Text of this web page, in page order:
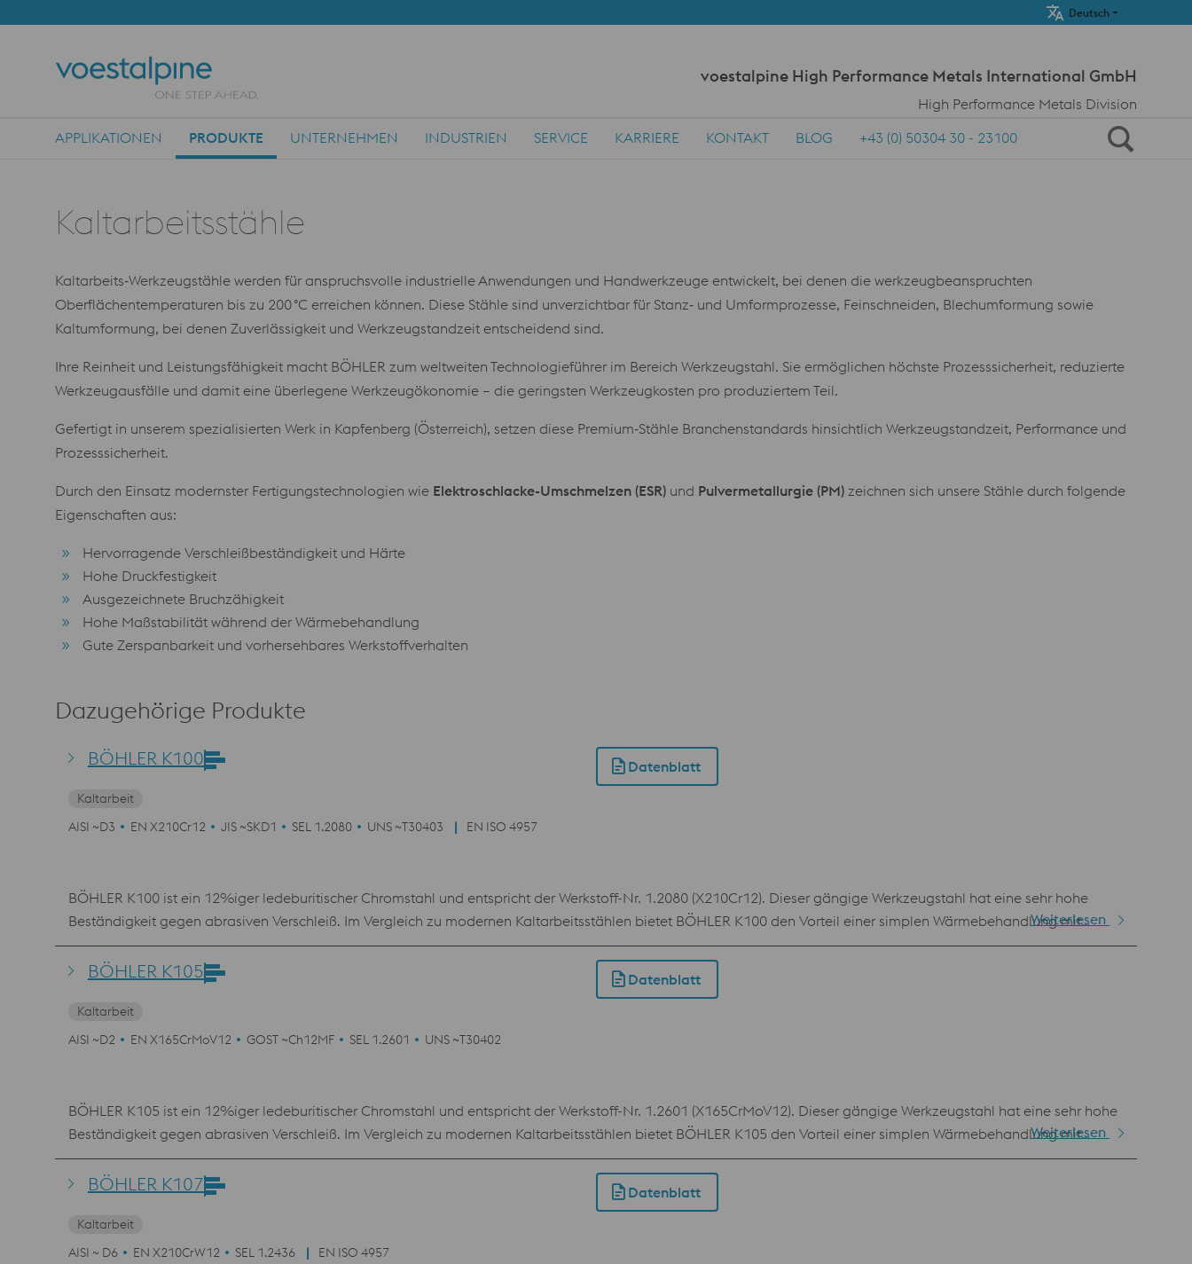
Deutsch
voestalpine High Performance Metals International GmbH
High Performance Metals Division
APPLIKATIONEN PRODUKTE UNTERNEHMEN INDUSTRIEN SERVICE KARRIERE KONTAKT BLOG +43 (0) 50304 30 - 23100
Kaltarbeitsstähle
Kaltarbeits‑Werkzeugstähle werden für anspruchsvolle industrielle Anwendungen und Handwerkzeuge entwickelt, bei denen die werkzeugbeanspruchten
Oberflächentemperaturen bis zu 200 °C erreichen können. Diese Stähle sind unverzichtbar für Stanz‑ und Umformprozesse, Feinschneiden, Blechumformung sowie
Kaltumformung, bei denen Zuverlässigkeit und Werkzeugstandzeit entscheidend sind.
Ihre Reinheit und Leistungsfähigkeit macht BÖHLER zum weltweiten Technologieführer im Bereich Werkzeugstahl. Sie ermöglichen höchste Prozesssicherheit, reduzierte
Werkzeugausfälle und damit eine überlegene Werkzeugökonomie – die geringsten Werkzeugkosten pro produziertem Teil.
Gefertigt in unserem spezialisierten Werk in Kapfenberg (Österreich), setzen diese Premium‑Stähle Branchenstandards hinsichtlich Werkzeugstandzeit, Performance und
Prozesssicherheit.
Durch den Einsatz modernster Fertigungstechnologien wie Elektroschlacke-Umschmelzen (ESR) und Pulvermetallurgie (PM) zeichnen sich unsere Stähle durch folgende
Eigenschaften aus:
Hervorragende Verschleißbeständigkeit und Härte
Hohe Druckfestigkeit
Ausgezeichnete Bruchzähigkeit
Hohe Maßstabilität während der Wärmebehandlung
Gute Zerspanbarkeit und vorhersehbares Werkstoffverhalten
Dazugehörige Produkte
BÖHLER K100 Datenblatt
Kaltarbeit
AISI ~D3
EN X210Cr12 JIS ~SKD1 SEL 1.2080 UNS ~T30403 EN ISO 4957
BÖHLER K100 ist ein 12%iger ledeburitischer Chromstahl und entspricht der Werkstoff-Nr. 1.2080 (X210Cr12). Dieser gängige Werkzeugstahl hat eine sehr hohe
Beständigkeit gegen abrasiven Verschleiß. Im Vergleich zu modernen Kaltarbeitsstählen bietet BÖHLER K100 den Vorteil einer simplen Wärmebehandlung mit
niedrigeren Härtetemperaturen und einer einfachen Anlassbehandlung. Aufgrund dieses klassischen Anlassverhaltens ist jedoch der Einsatz moderner
Beschichtungen nur bedingt möglich.
Weiterlesen
BÖHLER K105 Datenblatt
Kaltarbeit
AISI ~D2
EN X165CrMoV12 GOST ~Ch12MF SEL 1.2601 UNS ~T30402
BÖHLER K105 ist ein 12%iger ledeburitischer Chromstahl und entspricht der Werkstoff-Nr. 1.2601 (X165CrMoV12). Dieser gängige Werkzeugstahl hat eine sehr hohe
Beständigkeit gegen abrasiven Verschleiß. Im Vergleich zu modernen Kaltarbeitsstählen bietet BÖHLER K105 den Vorteil einer simplen Wärmebehandlung mit
niedrigeren Härtetemperaturen und einer einfachen Anlassbehandlung. Die bessere Anlassbeständigkeit von BÖHLER K105 gegenüber dem klassischen
Werkzeugstahl 1.2080 ermöglicht auch eine Nitrierbehandlung der Werkzeuge.
Weiterlesen
BÖHLER K107 Datenblatt
Kaltarbeit
AISI ~ D6
EN X210CrW12 SEL 1.2436 EN ISO 4957